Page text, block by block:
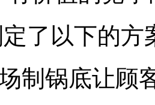
了以下的方
制锅底让顾